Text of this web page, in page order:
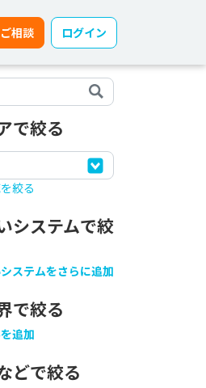
相談 ログイン
で絞る
絞る
システムで絞
ステムをさらに追加
で絞る
追加
どで絞る